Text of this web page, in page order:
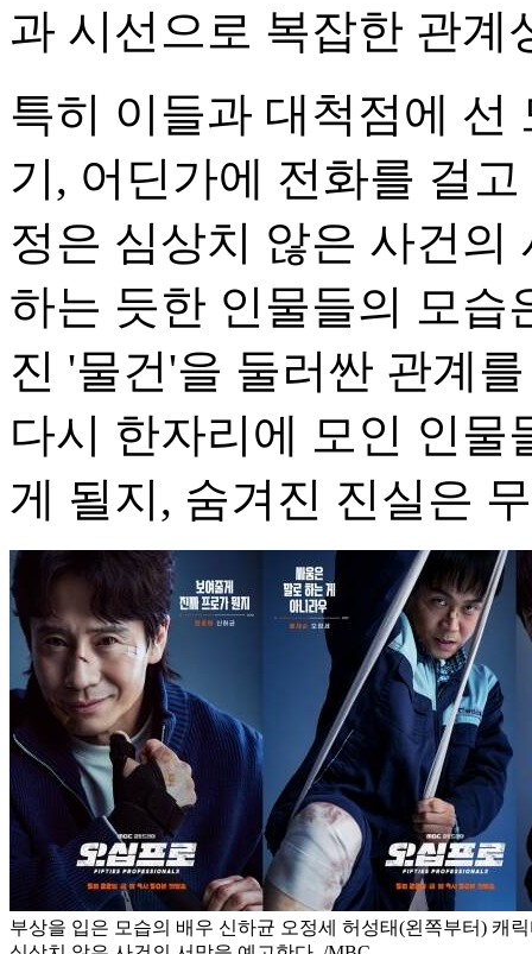
과 시선으로 복잡한 관계
특히 이들과 대척점에 선
기, 어딘가에 전화를 걸
정은 심상치 않은 사건의
하는 듯한 인물들의 모습
진 '물건'을 둘러싼 관계
다시 한자리에 모인 인물
게 될지, 숨겨진 진실은
부상을 입은 모습의 배우 신하균 오정세 허성태(왼쪽부터) 캐